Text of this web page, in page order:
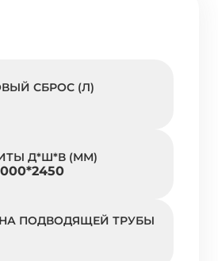
СБРОС (Л)
Д*Ш*В (ММ)
ПОДВОДЯЩЕЙ ТРУБЫ